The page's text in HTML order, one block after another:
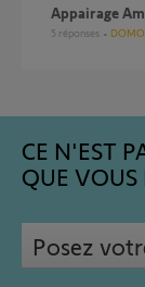
Appairage
5 réponses
CE N'EST
QUE VOUS
Posez